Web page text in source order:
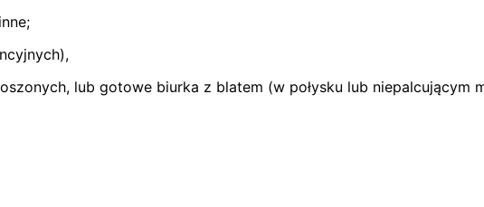
lub gotowe biurka z blatem (w połysku lub niepalcującym